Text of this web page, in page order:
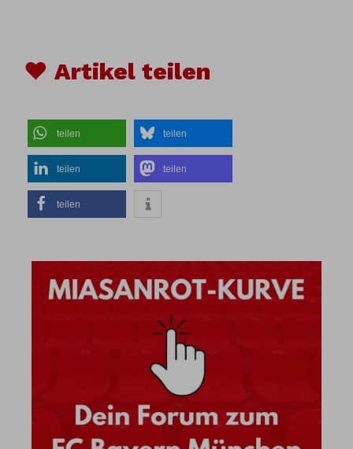
♥ Artikel teilen
teilen teilen
teilen teilen
teilen